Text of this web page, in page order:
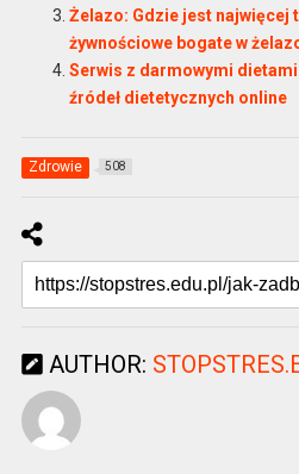
Żelazo: Gdzie jest najwięcej
żywnościowe bogate w
Serwis z darmowymi
źródeł dietetycznych online
Zdrowie 508
AUTHOR: